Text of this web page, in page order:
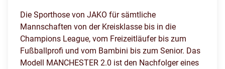
Die Sporthose von JAKO für sämtliche
Mannschaften von der Kreisklasse bis in die
Champions League, vom Freizeitläufer bis zum
Fußballprofi und vom Bambini bis zum Senior. Das
Modell MANCHESTER 2.0 ist den Nachfolger eines